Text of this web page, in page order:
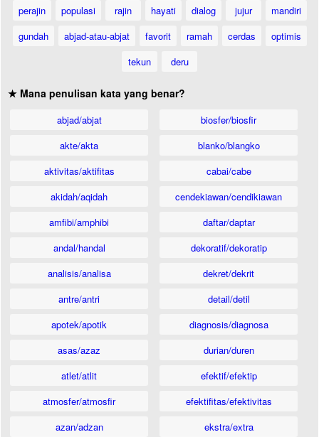
perajin
populasi rajin hayati dialog jujur
mandiri
gundah
abjad-atau-abjat favorit ramah cerdas
optimis
tekun
deru
★ Mana penulisan kata yang benar?
abjad/abjat
akte/akta
aktivitas/aktifitas
akidah/aqidah
amfibi/amphibi
andal/handal
analisis/analisa
antre/antri
apotek/apotik
asas/azaz
atlet/atlit
atmosfer/atmosfir
azan/adzan
biosfer/biosfir
blanko/blangko
cabai/cabe
cendekiawan/cendikiawan
daftar/daptar
dekoratif/dekoratip
dekret/dekrit
detail/detil
diagnosis/diagnosa
durian/duren
efektif/efektip
efektifitas/efektivitas
ekstra/extra